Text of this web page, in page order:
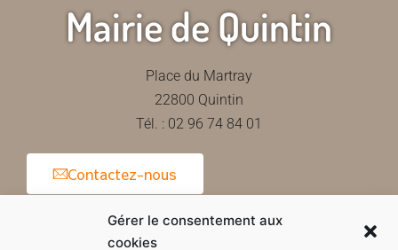
Gérer le consentement aux
cookies
Mairie de Quintin
Place du Martray
22800 Quintin
Tél. : 02 96 74 84 01
Contactez-nous